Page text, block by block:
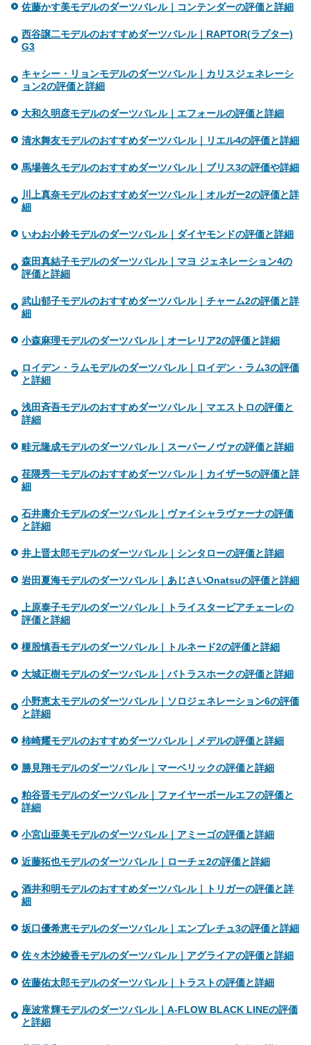
佐藤かす美モデルのダーツバレル｜コンテンダーの評価と詳細
西谷譲二モデルのおすすめダーツバレル｜RAPTOR(ラプター)
G3
キャシー・リョンモデルのダーツバレル｜カリスジェネレーシ
ョン2の評価と詳細
大和久明彦モデルのダーツバレル｜エフォールの評価と詳細
清水舞友モデルのおすすめダーツバレル｜リエル4の評価と詳細
馬場善久モデルのおすすめダーツバレル｜ブリス3の評価や詳細
川上真奈モデルのおすすめダーツバレル｜オルガー2の評価と詳
細
いわお小鈴モデルのダーツバレル｜ダイヤモンドの評価と詳細
森田真結子モデルのダーツバレル｜マヨ ジェネレーション4の
評価と詳細
武山郁子モデルのおすすめダーツバレル｜チャーム2の評価と詳
細
小森麻理モデルのダーツバレル｜オーレリア2の評価と詳細
ロイデン・ラムモデルのダーツバレル｜ロイデン・ラム3の評価
と詳細
浅田斉吾モデルのおすすめダーツバレル｜マエストロの評価と
詳細
畦元隆成モデルのダーツバレル｜スーパーノヴァの評価と詳細
荏隈秀一モデルのおすすめダーツバレル｜カイザー5の評価と詳
細
石井庸介モデルのダーツバレル｜ヴァイシャラヴァーナの評価
と詳細
井上晋太郎モデルのダーツバレル｜シンタローの評価と詳細
岩田夏海モデルのダーツバレル｜あじさいOnatsuの評価と詳細
上原泰子モデルのダーツバレル｜トライスターピアチェーレの
評価と詳細
榎股慎吾モデルのダーツバレル｜トルネード2の評価と詳細
大城正樹モデルのダーツバレル｜バトラスホークの評価と詳細
小野恵太モデルのダーツバレル｜ソロジェネレーション6の評価
と詳細
柿崎耀モデルのおすすめダーツバレル｜メデルの評価と詳細
勝見翔モデルのダーツバレル｜マーベリックの評価と詳細
粕谷晋モデルのダーツバレル｜ファイヤーボールエフの評価と
詳細
小宮山亜美モデルのダーツバレル｜アミーゴの評価と詳細
近藤拓也モデルのダーツバレル｜ローチェ2の評価と詳細
酒井和明モデルのおすすめダーツバレル｜トリガーの評価と詳
細
坂口優希恵モデルのダーツバレル｜エンプレチュ3の評価と詳細
佐々木沙綾香モデルのダーツバレル｜アグライアの評価と詳細
佐藤佑太郎モデルのダーツバレル｜トラストの評価と詳細
座波常輝モデルのダーツバレル｜A-FLOW BLACK LINEの評価
と詳細